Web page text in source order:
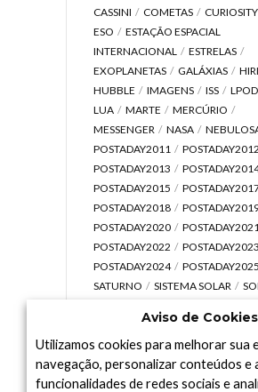
CASSINI
COMETAS CURIOSITY
ESO
ESTAÇÃO ESPACIAL
INTERNACIONAL
ESTRELAS
EXOPLANETAS
GALÁXIAS
HUBBLE
IMAGENS ISS LPOD
LUA
MARTE
MERCÚRIO
MESSENGER
NASA
POSTADAY2011
POSTADAY2012
POSTADAY2013
POSTADAY2015
POSTADAY2018
POSTADAY2020
POSTADAY2021
POSTADAY2022
POSTADAY2023
POSTADAY2024
POSTADAY2025
SATURNO
SISTEMA SOLAR SOL
UNIVERSO
VÍDEO
Aviso de Cookies
Utilizamos cookies para melhorar sua
navegação, personalizar conteúdos e
funcionalidades de redes sociais e